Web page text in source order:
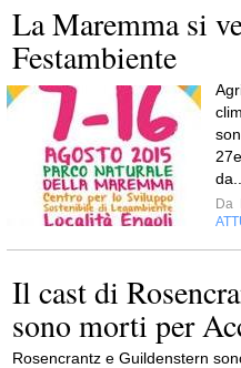
La Maremma si
Festambiente
da...
Da
Il cast di
sono morti per
Rosencrantz e Guildenstern